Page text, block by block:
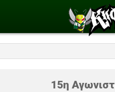
15η